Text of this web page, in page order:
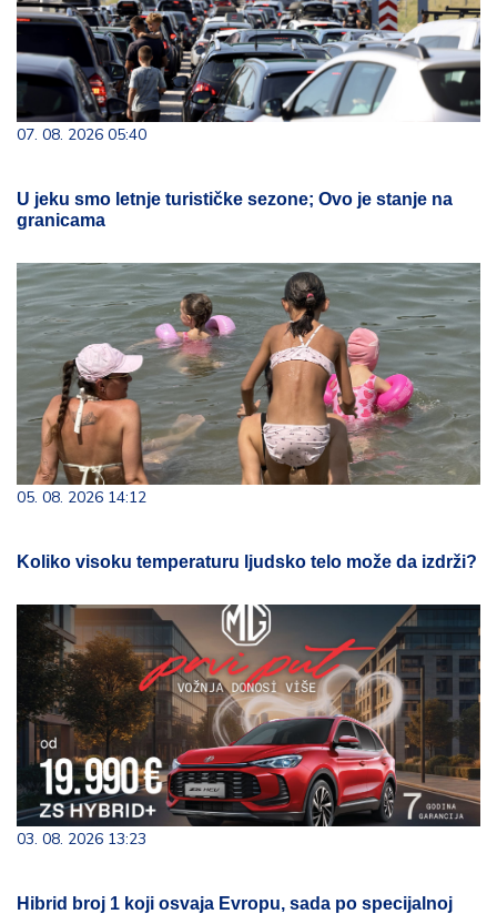
07. 08. 2026 05:40
U jeku smo letnje turističke sezone; Ovo je stanje na
granicama
05. 08. 2026 14:12
Koliko visoku temperaturu ljudsko telo može da izdrži?
03. 08. 2026 13:23
Hibrid broj 1 koji osvaja Evropu, sada po specijalnoj